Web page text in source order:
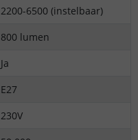
2200-6500 (instelbaar)
800 lumen
Ja
E27
230V